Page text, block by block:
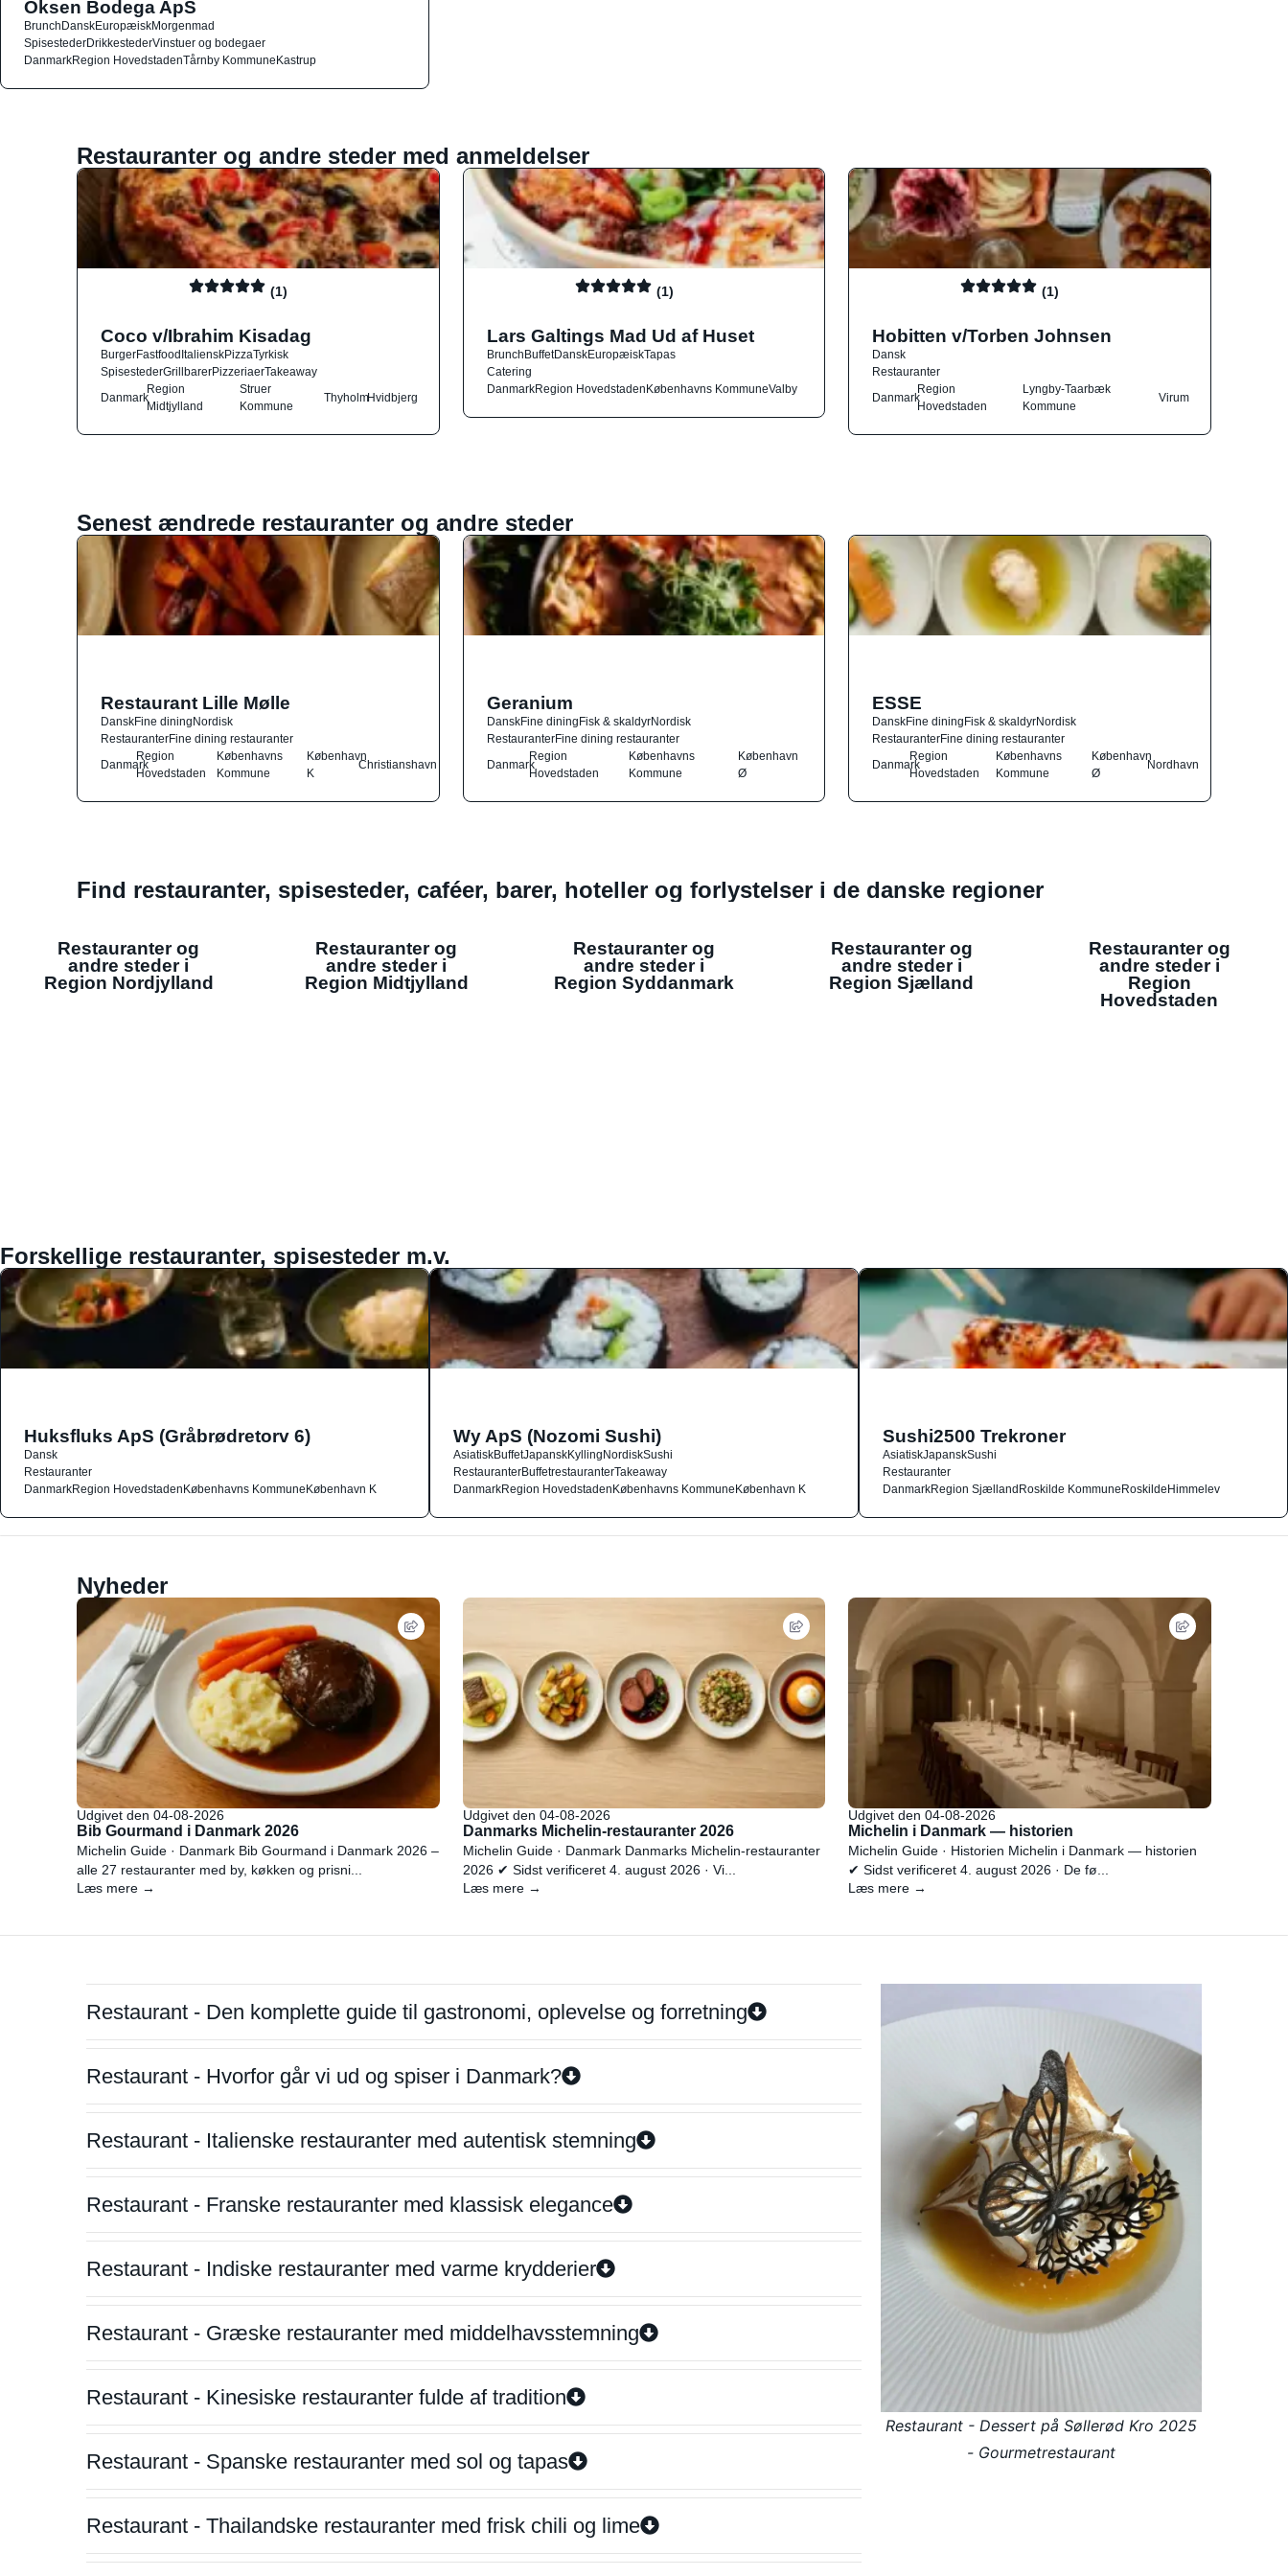
Oksen Bodega ApS
BrunchDanskEuropæiskMorgenmad
SpisestederDrikkestederVinstuer og bodegaer
DanmarkRegion HovedstadenTårnby KommuneKastrup
Restauranter og andre steder med anmeldelser
(1)
Coco v/Ibrahim Kisadag
BurgerFastfoodItalienskPizzaTyrkisk
SpisestederGrillbarerPizzeriaerTakeaway
Danmark
Region
Midtjylland
Struer
Kommune
ThyholmHvidbjerg
(1)
Lars Galtings Mad Ud af Huset
BrunchBuffetDanskEuropæiskTapas
Catering
DanmarkRegion HovedstadenKøbenhavns KommuneValby
(1)
Hobitten v/Torben Johnsen
Dansk
Restauranter
Danmark
Region
Hovedstaden
Lyngby-Taarbæk
Kommune
Virum
Senest ændrede restauranter og andre steder
Restaurant Lille Mølle
DanskFine diningNordisk
RestauranterFine dining restauranter
Danmark
Region
Hovedstaden
Københavns
Kommune
København
K
Christianshavn
Geranium
DanskFine diningFisk & skaldyrNordisk
RestauranterFine dining restauranter
Danmark
Region
Hovedstaden
Københavns
Kommune
København
Ø
ESSE
DanskFine diningFisk & skaldyrNordisk
RestauranterFine dining restauranter
Danmark
Region
Hovedstaden
Københavns
Kommune
København
Ø
Nordhavn
Find restauranter, spisesteder, caféer, barer, hoteller og forlystelser i de danske regioner
Restauranter og
andre steder i
Region Nordjylland
Restauranter og
andre steder i
Region Midtjylland
Restauranter og
andre steder i
Region Syddanmark
Restauranter og
andre steder i
Region Sjælland
Restauranter og
andre steder i
Region
Hovedstaden
Forskellige restauranter, spisesteder m.v.
Huksfluks ApS (Gråbrødretorv 6)
Dansk
Restauranter
DanmarkRegion HovedstadenKøbenhavns KommuneKøbenhavn K
Wy ApS (Nozomi Sushi)
AsiatiskBuffetJapanskKyllingNordiskSushi
RestauranterBuffetrestauranterTakeaway
DanmarkRegion HovedstadenKøbenhavns KommuneKøbenhavn K
Sushi2500 Trekroner
AsiatiskJapanskSushi
Restauranter
DanmarkRegion SjællandRoskilde KommuneRoskildeHimmelev
Nyheder
Udgivet den 04-08-2026
Bib Gourmand i Danmark 2026
Michelin Guide · Danmark Bib Gourmand i Danmark 2026 –
alle 27 restauranter med by, køkken og prisni...
Læs mere →
Udgivet den 04-08-2026
Danmarks Michelin-restauranter 2026
Michelin Guide · Danmark Danmarks Michelin-restauranter
2026 ✔ Sidst verificeret 4. august 2026 · Vi...
Læs mere →
Udgivet den 04-08-2026
Michelin i Danmark — historien
Michelin Guide · Historien Michelin i Danmark — historien
✔ Sidst verificeret 4. august 2026 · De fø...
Læs mere →
Restaurant - Den komplette guide til gastronomi, oplevelse og forretning
Restaurant - Hvorfor går vi ud og spiser i Danmark?
Restaurant - Italienske restauranter med autentisk stemning
Restaurant - Franske restauranter med klassisk elegance
Restaurant - Indiske restauranter med varme krydderier
Restaurant - Græske restauranter med middelhavsstemning
Restaurant - Kinesiske restauranter fulde af tradition
Restaurant - Spanske restauranter med sol og tapas
Restaurant - Thailandske restauranter med frisk chili og lime
Restaurant - Dessert på Søllerød Kro 2025
- Gourmetrestaurant